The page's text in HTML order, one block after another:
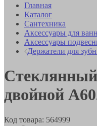
Главная
Каталог
Сантехника
Аксессуары для
Аксессуары
Держатели для
Стеклянный
двойной
Код товара: 564999